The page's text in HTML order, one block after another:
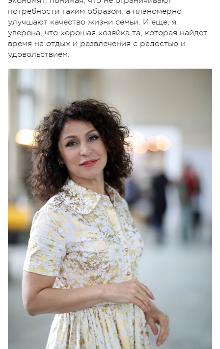
потребности таким образом, а планомерно
улучшают качество жизни семьи. И еще, я
уверена, что хорошая хозяйка та, которая найдет
время на отдых и развлечения с радостью и
удовольствием.